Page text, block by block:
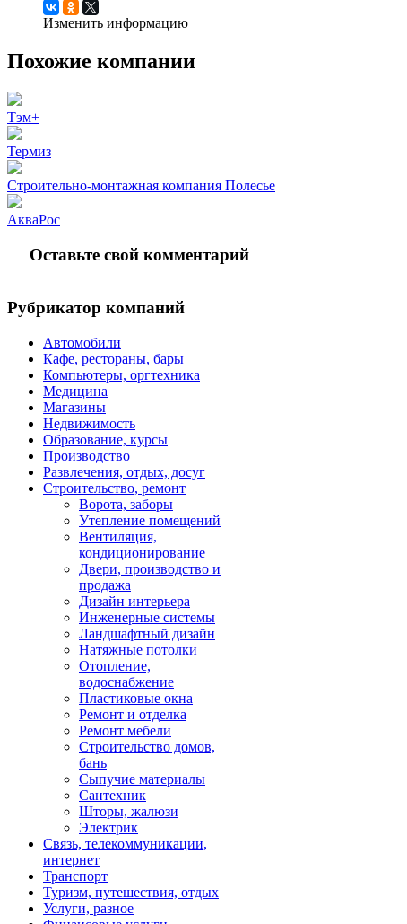
Изменить информацию
Похожие компании
Тэм+
Термиз
Строительно-монтажная компания Полесье
АкваРос
Оставьте свой комментарий
Рубрикатор компаний
Автомобили
Кафе, рестораны, бары
Компьютеры, оргтехника
Медицина
Магазины
Недвижимость
Образование, курсы
Производство
Развлечения, отдых, досуг
Строительство, ремонт
Ворота, заборы
Утепление помещений
Вентиляция,
кондиционирование
Двери, производство и
продажа
Дизайн интерьера
Инженерные системы
Ландшафтный дизайн
Натяжные потолки
Отопление,
водоснабжение
Пластиковые окна
Ремонт и отделка
Ремонт мебели
Строительство домов,
бань
Сыпучие материалы
Сантехник
Шторы, жалюзи
Электрик
Связь, телекоммуникации,
интернет
Транспорт
Туризм, путешествия, отдых
Услуги, разное